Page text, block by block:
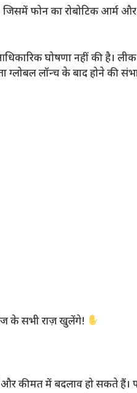
फोन का रोबोटिक आर्म और
घोषणा नहीं की है।
ग्लोबल लॉन्च के बाद होने की
के सभी राज़ खुलेंगे!
और कीमत में बदलाव हो सकते हैं।